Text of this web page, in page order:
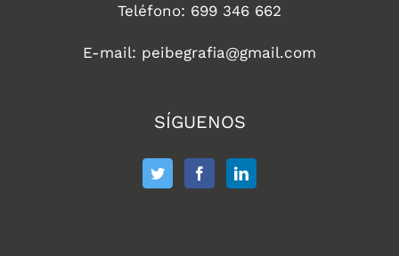
Teléfono: 699 346 662
E-mail: peibegrafia@gmail.com
SÍGUENOS